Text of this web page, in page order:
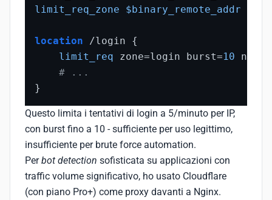
limit_req_zone
$binary_remote_addr
location /login {
limit_req zone=login burst=10
# ...
}
Questo limita i tentativi di login a 5/minuto per IP,
con burst fino a 10 - sufficiente per uso legittimo,
insufficiente per brute force automation.
Perbot detection sofisticata su applicazioni con
traffic volume significativo, ho usato Cloudflare
(con piano Pro+) come proxy davanti a Nginx.